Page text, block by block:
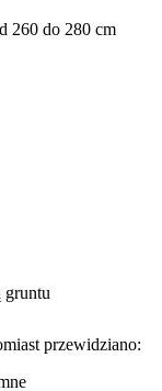
260 do 280 cm
gruntu
przewidziano: